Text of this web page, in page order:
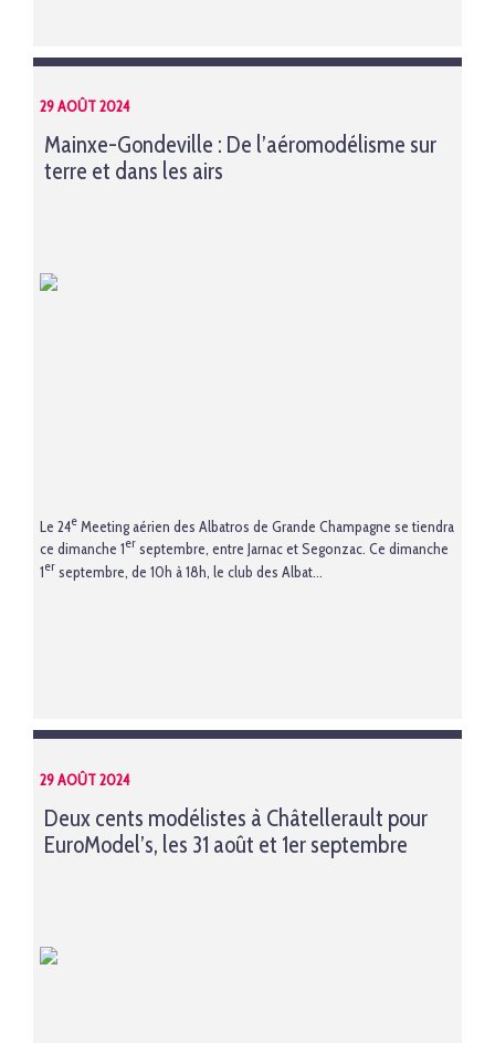
29 AOÛT 2024
Mainxe-Gondeville : De l’aéromodélisme sur
terre et dans les airs
Le 24e Meeting aérien des Albatros de Grande Champagne se tiendra
ce dimanche 1er septembre, entre Jarnac et Segonzac. Ce dimanche
1er septembre, de 10h à 18h, le club des Albat...
29 AOÛT 2024
Deux cents modélistes à Châtellerault pour
EuroModel’s, les 31 août et 1er septembre